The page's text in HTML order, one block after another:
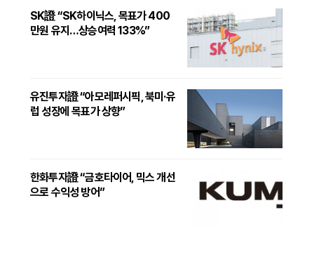
SK證 “SK하이닉스, 목표가 400
만원 유지…상승여력 133%”
유진투자證 “아모레퍼시픽, 북미·유
럽 성장에 목표가 상향”
한화투자證 “금호타이어, 믹스 개선
으로 수익성 방어”